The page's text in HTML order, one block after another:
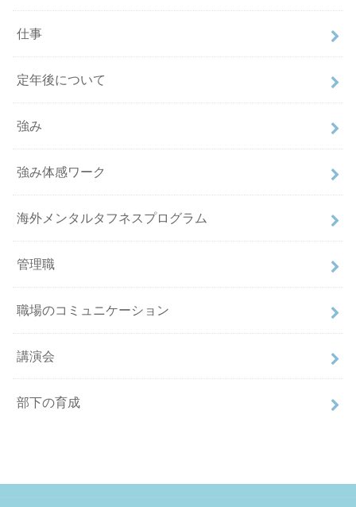
仕事
定年後について
強み
強み体感ワーク
海外メンタルタフネスプログラム
管理職
職場のコミュニケーション
講演会
部下の育成